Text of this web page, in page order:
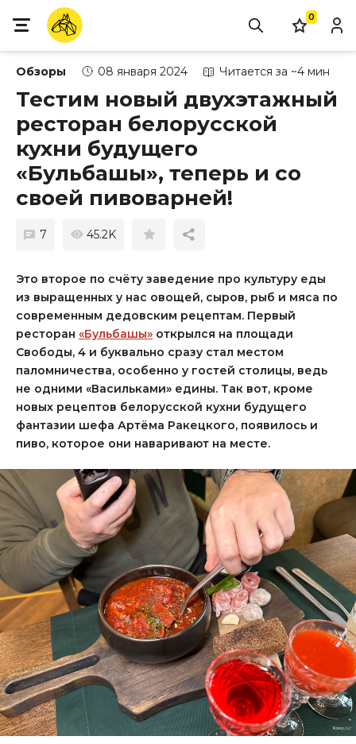
0
Обзоры 08 января 2024 Читается за ~4 мин
Тестим новый двухэтажный
ресторан белорусской
кухни будущего
«Бульбашы», теперь и со
своей пивоварней!
7 45.2K
Это второе по счёту заведение про культуру еды
из выращенных у нас овощей, сыров, рыб и мяса по
современным дедовским рецептам. Первый
ресторан «Бульбашы» открылся на площади
Свободы, 4 и буквально сразу стал местом
паломничества, особенно у гостей столицы, ведь
не одними «Васильками» едины. Так вот, кроме
новых рецептов белорусской кухни будущего
фантазии шефа Артёма Ракецкого, появилось и
пиво, которое они наваривают на месте.